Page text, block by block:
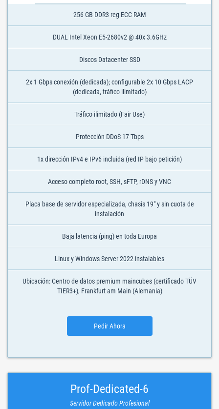
256 GB DDR3 reg ECC RAM
DUAL Intel Xeon E5-2680v2 @ 40x 3.6GHz
Discos Datacenter SSD
2x 1 Gbps conexión (dedicada); configurable 2x 10 Gbps LACP
(dedicada, tráfico ilimitado)
Tráfico ilimitado (Fair Use)
Protección DDoS 17 Tbps
1x dirección IPv4 e IPv6 incluida (red IP bajo petición)
Acceso completo root, SSH, sFTP, rDNS y VNC
Placa base de servidor especializada, chasis 19" y sin cuota de
instalación
Baja latencia (ping) en toda Europa
Linux y Windows Server 2022 instalables
Ubicación: Centro de datos premium maincubes (certificado TÜV
TIER3+), Frankfurt am Main (Alemania)
Pedir Ahora
Prof-Dedicated-6
Servidor Dedicado Profesional